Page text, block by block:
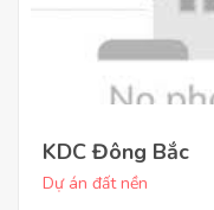
KDC Đông Bắc
Dự án đất nền